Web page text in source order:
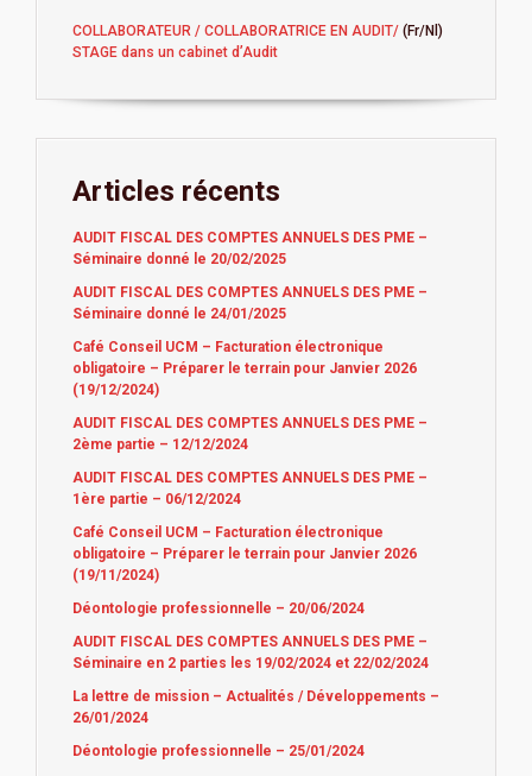
COLLABORATEUR / COLLABORATRICE EN AUDIT/ (Fr/Nl)
STAGE dans un cabinet d’Audit
Articles récents
AUDIT FISCAL DES COMPTES ANNUELS DES PME –
Séminaire donné le 20/02/2025
AUDIT FISCAL DES COMPTES ANNUELS DES PME –
Séminaire donné le 24/01/2025
Café Conseil UCM – Facturation électronique
obligatoire – Préparer le terrain pour Janvier 2026
(19/12/2024)
AUDIT FISCAL DES COMPTES ANNUELS DES PME –
2ème partie – 12/12/2024
AUDIT FISCAL DES COMPTES ANNUELS DES PME –
1ère partie – 06/12/2024
Café Conseil UCM – Facturation électronique
obligatoire – Préparer le terrain pour Janvier 2026
(19/11/2024)
Déontologie professionnelle – 20/06/2024
AUDIT FISCAL DES COMPTES ANNUELS DES PME –
Séminaire en 2 parties les 19/02/2024 et 22/02/2024
La lettre de mission – Actualités / Développements –
26/01/2024
Déontologie professionnelle – 25/01/2024